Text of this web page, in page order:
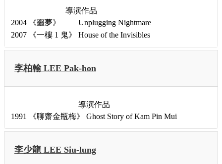
導演作品
2004
《噩夢》
Unplugging Nightmare
2007
《一樓 1 鬼》 House of the Invisibles
李柏翰 LEE Pak-hon
導演作品
1991
《聊齋金瓶梅》 Ghost Story of Kam Pin Mui
李少龍 LEE Siu-lung